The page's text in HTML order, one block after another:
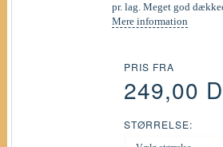
pr. lag. Meget god
Mere information
PRIS FRA
249,00
STØRRELSE: